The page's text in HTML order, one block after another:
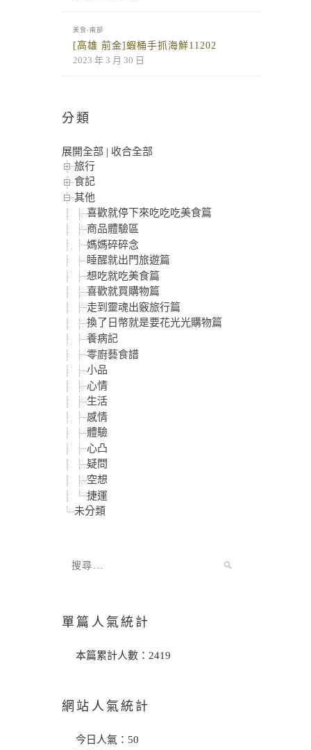
美食-南部
[高雄 前金]蝦桶手抓海鮮11202
2023 年 3 月 30 日
分類
展開全部 | 收合全部
旅行
食記
其他
喜歡就停下來吃吃吃美食篇
商品體驗區
媽媽碎碎念
睡醒就出門旅遊篇
想吃就吃美食篇
喜歡就買購物篇
走到靈魂出竅旅行篇
換了日幣就是要花光光購物篇
養病記
零廚藝食譜
小品
心情
生活
感情
體驗
心凸
疑問
空想
捷運
未分類
單篇人氣統計
本篇累計人數： 2419
網站人氣統計
今日人氣： 50